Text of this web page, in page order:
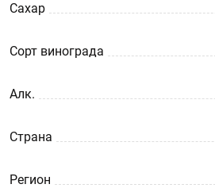
Сахар
Сорт винограда
Aлк.
Страна
Регион